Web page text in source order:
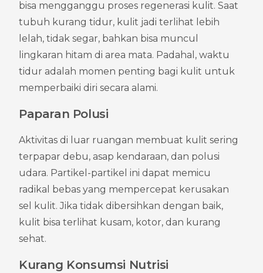
bisa mengganggu proses regenerasi kulit. Saat
tubuh kurang tidur, kulit jadi terlihat lebih
lelah, tidak segar, bahkan bisa muncul
lingkaran hitam di area mata. Padahal, waktu
tidur adalah momen penting bagi kulit untuk
memperbaiki diri secara alami.
Paparan Polusi
Aktivitas di luar ruangan membuat kulit sering
terpapar debu, asap kendaraan, dan polusi
udara. Partikel-partikel ini dapat memicu
radikal bebas yang mempercepat kerusakan
sel kulit. Jika tidak dibersihkan dengan baik,
kulit bisa terlihat kusam, kotor, dan kurang
sehat.
Kurang Konsumsi Nutrisi